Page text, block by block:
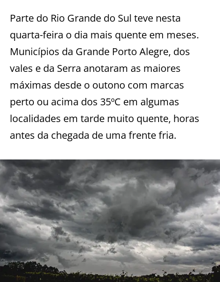
Parte do Rio Grande do Sul teve nesta
quarta-feira o dia mais quente em meses.
Municípios da Grande Porto Alegre, dos
vales e da Serra anotaram as maiores
máximas desde o outono com marcas
perto ou acima dos 35ºC em algumas
localidades em tarde muito quente, horas
antes da chegada de uma frente fria.